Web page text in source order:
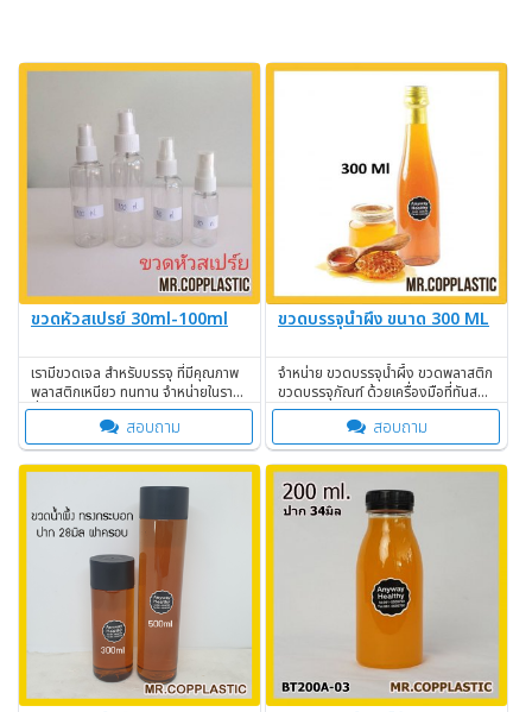
ขวดหัวสเปรย์ 30ml-100ml
เรามีขวดเจล สำหรับบรรจุ ที่มีคุณภาพ
พลาสติกเหนียว ทนทาน จำหน่ายในราคา
ที่ถูก
สอบถาม
ขวดบรรจุน้ำผึ้ง ขนาด 300 ML
จำหน่าย ขวดบรรจุน้ำผึ้ง ขวดพลาสติก
ขวดบรรจุภัณฑ์ ด้วยเครื่องมือที่ทันสมัย
มั่นใจคุณภาพ!
สอบถาม